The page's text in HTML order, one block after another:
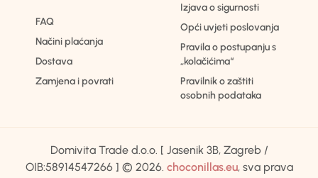
FAQ
Načini plaćanja
Dostava
Zamjena i povrati
Izjava o sigurnosti
Opći uvjeti poslovanja
Pravila o postupanju s
„kolačićima“
Pravilnik o zaštiti
osobnih podataka
Domivita Trade d.o.o. [ Jasenik 3B, Zagreb /
OIB:58914547266 ] © 2026. choconillas.eu, sva prava